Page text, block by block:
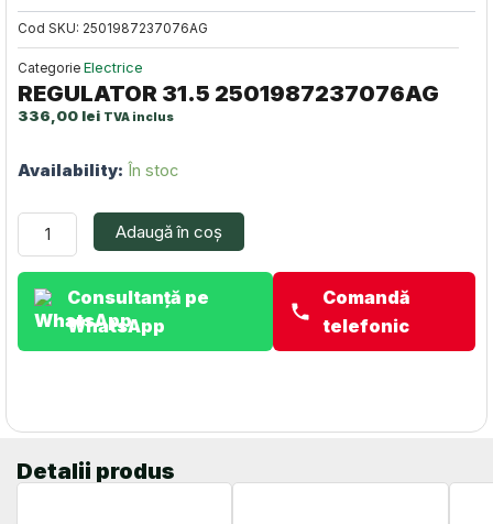
Cod SKU: 2501987237076AG
Categorie Electrice
REGULATOR 31.5 2501987237076AG
336,00 lei TVA inclus
Availability: În stoc
REGULATOR
2501987237076AG
Adaugă în coș
Consultanță pe
WhatsApp
Comandă
telefonic
Detalii produs